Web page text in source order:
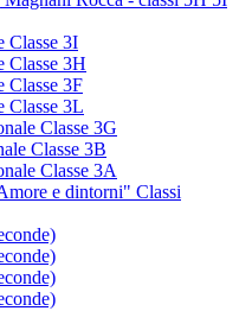
Classe 3I
Classe 3H
Classe 3F
Classe 3L
Classe 3G
Classe 3B
Classe 3A
e dintorni" Classi